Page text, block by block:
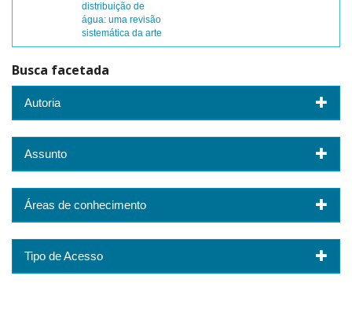
distribuição de
água: uma revisão
sistemática da arte
Busca facetada
Autoria
Assunto
Áreas de conhecimento
Tipo de Acesso